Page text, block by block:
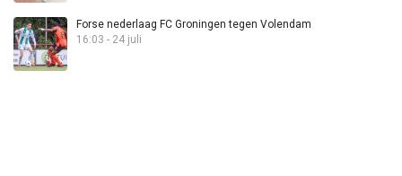
Forse nederlaag FC Groningen tegen Volendam
16:03 - 24 juli